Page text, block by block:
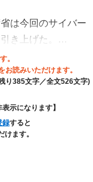
は今回のサイバー
き上げた。…
。
お読みいただけます。
り385文字／全文526文字)
示になります】
録すると
ます。